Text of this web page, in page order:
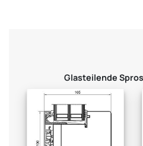
Glasteilende